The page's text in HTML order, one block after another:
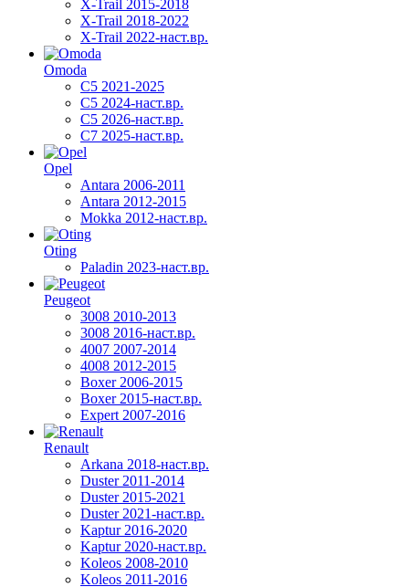
X-Trail 2015-2018
X-Trail 2018-2022
X-Trail 2022-наст.вр.
Omoda
C5 2021-2025
C5 2024-наст.вр.
C5 2026-наст.вр.
C7 2025-наст.вр.
Opel
Antara 2006-2011
Antara 2012-2015
Mokka 2012-наст.вр.
Oting
Paladin 2023-наст.вр.
Peugeot
3008 2010-2013
3008 2016-наст.вр.
4007 2007-2014
4008 2012-2015
Boxer 2006-2015
Boxer 2015-наст.вр.
Expert 2007-2016
Renault
Arkana 2018-наст.вр.
Duster 2011-2014
Duster 2015-2021
Duster 2021-наст.вр.
Kaptur 2016-2020
Kaptur 2020-наст.вр.
Koleos 2008-2010
Koleos 2011-2016